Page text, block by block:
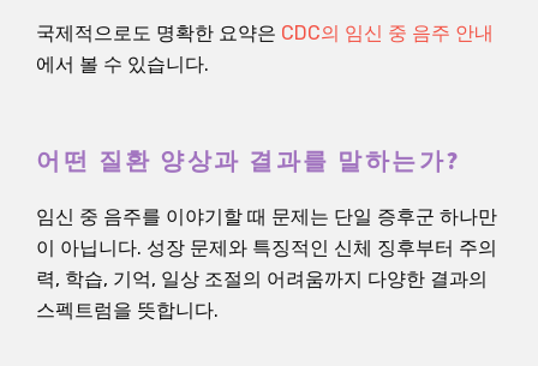
국제적으로도 명확한 요약은 CDC의 임신 중 음주 안내
에서 볼 수 있습니다.
어떤 질환 양상과 결과를 말하는가?
임신 중 음주를 이야기할 때 문제는 단일 증후군 하나만
이 아닙니다. 성장 문제와 특징적인 신체 징후부터 주의
력, 학습, 기억, 일상 조절의 어려움까지 다양한 결과의
스펙트럼을 뜻합니다.